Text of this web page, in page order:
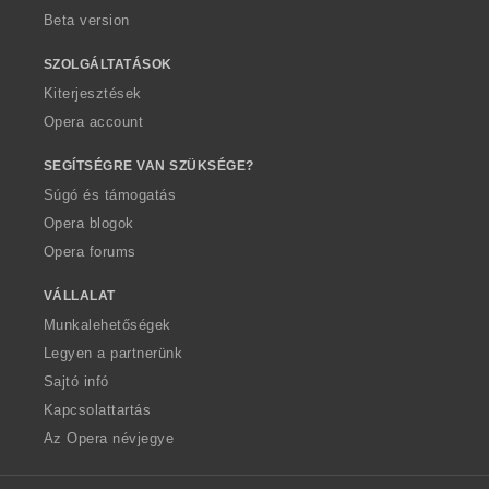
Beta version
SZOLGÁLTATÁSOK
Kiterjesztések
Opera account
SEGÍTSÉGRE VAN SZÜKSÉGE?
Súgó és támogatás
Opera blogok
Opera forums
VÁLLALAT
Munkalehetőségek
Legyen a partnerünk
Sajtó infó
Kapcsolattartás
Az Opera névjegye